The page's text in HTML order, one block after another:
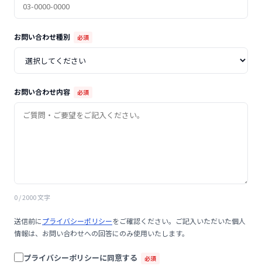
お問い合わせ種別 必須
お問い合わせ内容 必須
0/ 2000 文字
送信前にプライバシーポリシーをご確認ください。ご記入いただいた個人
情報は、お問い合わせへの回答にのみ使用いたします。
プライバシーポリシーに同意する 必須